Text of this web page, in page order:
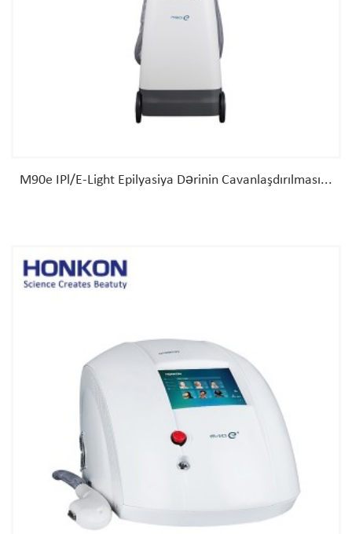
M90e IPl/E-Light Epilyasiya Dərinin Cavanlaşdırılması...